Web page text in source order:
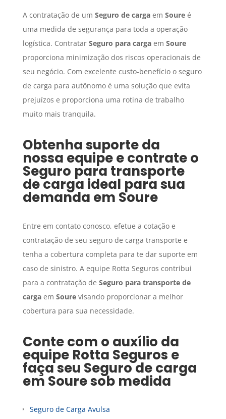
A contratação de um Seguro de cargaem Soureé
uma medida de segurança para toda a operação
logística. Contratar Seguro para cargaem Soure
proporciona minimização dos riscos operacionais de
seu negócio. Com excelente custo-benefício o seguro
de carga para autônomo é uma solução que evita
prejuízos e proporciona uma rotina de trabalho
muito mais tranquila.
Obtenha suporte da
nossa equipe e contrate o
Seguro para transporte
de carga ideal para sua
demanda em Soure
Entre em contato conosco, efetue a cotação e
contratação de seu seguro de carga transporte e
tenha a cobertura completa para te dar suporte em
caso de sinistro. A equipe Rotta Seguros contribui
para a contratação de Seguro para transporte de
cargaem Sourevisando proporcionar a melhor
cobertura para sua necessidade.
Conte com o auxílio da
equipe Rotta Seguros e
faça seu Seguro de carga
em Souresob medida
Seguro de Carga Avulsa